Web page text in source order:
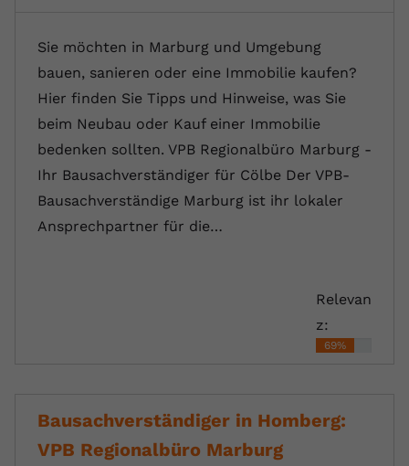
Sie möchten in Marburg und Umgebung
bauen, sanieren oder eine Immobilie kaufen?
Hier finden Sie Tipps und Hinweise, was Sie
beim Neubau oder Kauf einer Immobilie
bedenken sollten. VPB Regionalbüro Marburg -
Ihr Bausachverständiger für Cölbe Der VPB-
Bausachverständige Marburg ist ihr lokaler
Ansprechpartner für die…
Relevan
z:
69%
Bausachverständiger in Homberg:
VPB Regionalbüro Marburg